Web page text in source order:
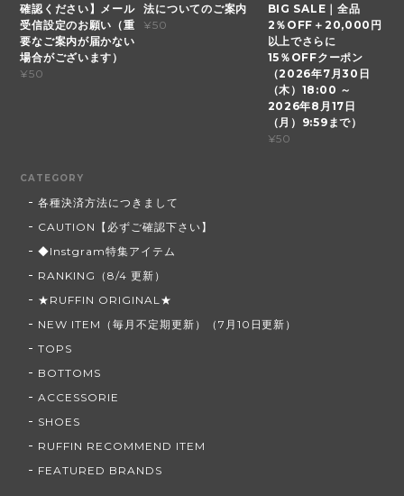
確認ください】メール
受信設定のお願い（重
要なご案内が届かない
場合がございます）
¥50
法についてのご案内
¥50
BIG SALE｜全品
2％OFF＋20,000円
以上でさらに
15％OFFクーポン
（2026年7月30日
（木）18:00 ～
2026年8月17日
（月）9:59まで）
¥50
CATEGORY
各種決済方法につきまして
CAUTION【必ずご確認下さい】
◆Instgram特集アイテム
RANKING（8/4 更新）
★RUFFIN ORIGINAL★
NEW ITEM（毎月不定期更新）（7月10日更新）
TOPS
BOTTOMS
ACCESSORIE
SHOES
RUFFIN RECOMMEND ITEM
FEATURED BRANDS